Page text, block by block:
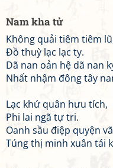
Nam kha tử
Không quải tiêm tiêm
Đồ thuỳ lạc lạc ty.
Dã nan oản hệ dã nan
Nhất nhậm đông tây
Lạc khứ quân hưu tích,
Phi lai ngã tự tri.
Oanh sầu điệp quyện
Túng thị minh xuân tái